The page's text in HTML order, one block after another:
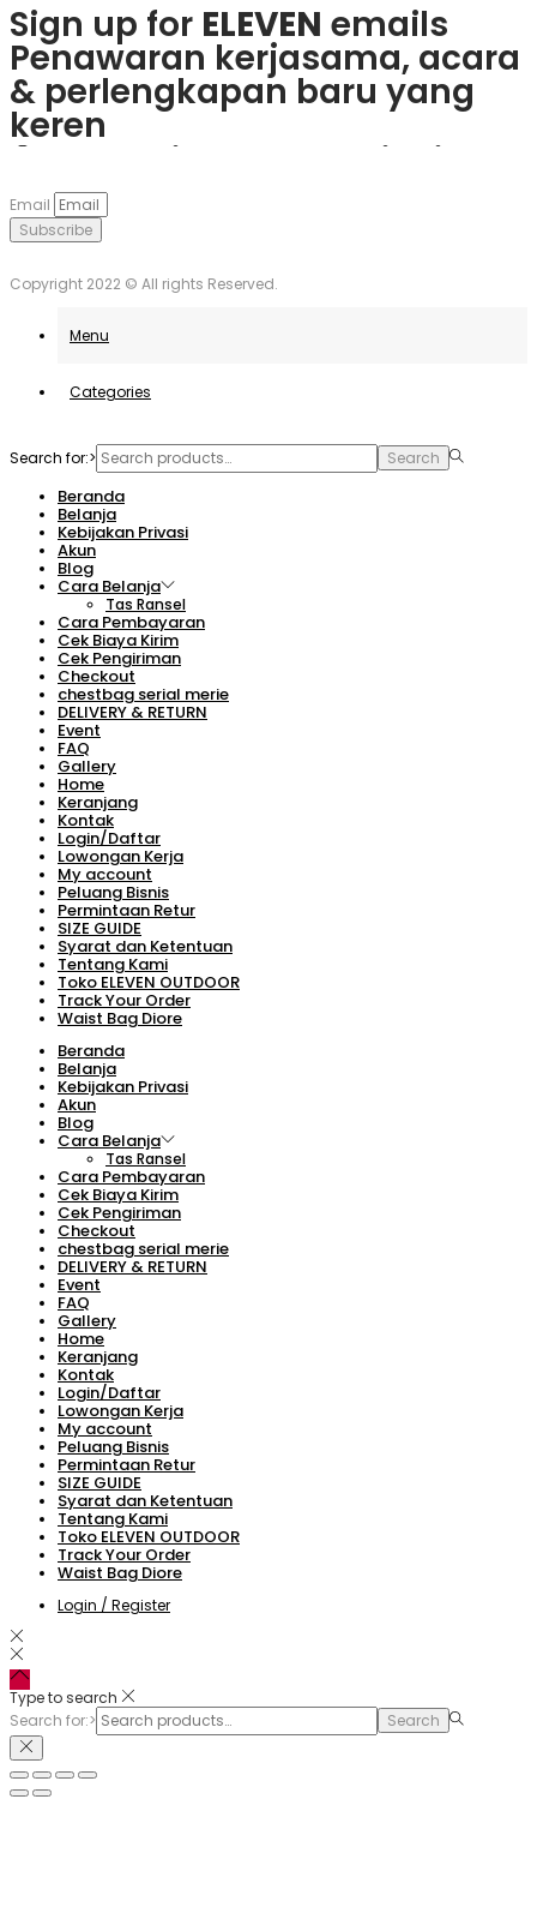
Sign up for ELEVEN emails
Penawaran kerjasama, acara
& perlengkapan baru yang
keren
Rasakan keseruan plinko slot
dan menangkan hadiah
nyata langsung dari ponsel
Mainkan 1win dan nikmati
berbagai bonus menarik dan
game populer.
Če obožujete vznemirjenje
igralnic, je
mesto. Uživajte v igrah in
Visita goobet y gana hoy. ¡Es
muy sencillo y divertido!
Email
Subscribe
Copyright 2022 © All rights Reserved.
Menu
Categories
Search for:> Search
Beranda
Belanja
Kebijakan Privasi
Akun
Blog
Cara Belanja
Tas Ransel
Cara Pembayaran
Cek Biaya Kirim
Cek Pengiriman
Checkout
chestbag serial merie
DELIVERY & RETURN
Event
FAQ
Gallery
Home
Keranjang
Kontak
Login/Daftar
Lowongan Kerja
My account
Peluang Bisnis
Permintaan Retur
SIZE GUIDE
Syarat dan Ketentuan
Tentang Kami
Toko ELEVEN OUTDOOR
Track Your Order
Waist Bag Diore
Beranda
Belanja
Kebijakan Privasi
Akun
Blog
Cara Belanja
Tas Ransel
Cara Pembayaran
Cek Biaya Kirim
Cek Pengiriman
Checkout
chestbag serial merie
DELIVERY & RETURN
Event
FAQ
Gallery
Home
Keranjang
Kontak
Login/Daftar
Lowongan Kerja
My account
Peluang Bisnis
Permintaan Retur
SIZE GUIDE
Syarat dan Ketentuan
Tentang Kami
Toko ELEVEN OUTDOOR
Track Your Order
Waist Bag Diore
Login / Register
Type to search
Search for:>
Search